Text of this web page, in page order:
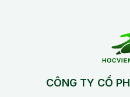
CÔNG TY CỔ